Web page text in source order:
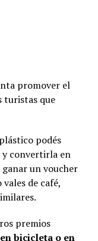
promover el
turistas que
podés
y convertirla en
un voucher
de café,
premios
bicicleta o en